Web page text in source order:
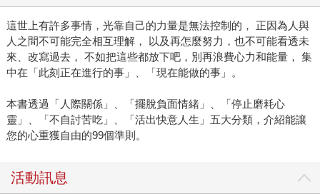
力，有太多值得細細思考的智慧……《我可能錯了》像一句
箴言，可以幫助很多伴侶、家人跳脫爭吵或冷戰。」 《我可
能錯了》在瑞典和歐洲已經長銷三年，獲獎連連，去年在韓
國出版後長踞排行榜至今，2022年底更獲選為YES24書店讀
者心中的「年度之書」。許多人說，掩卷後放聲大哭，同時
感覺到心溫暖了起來，這不是一本悲傷的書，而是一本安慰
之書，會讓人思考人生，想要放在床頭，感覺焦慮時就隨手
翻開重讀。 除了來自圓神執行長身為出版人對於好書的熱切
這句話所激起的共鳴。讀完書的同事們，開始用「我可能錯
了」、「我錯了」、「我真的錯了」作為工作溝通時的開場
這世上有許多事情，光靠自己的力量是無法控制的， 正因為人與
人之間不可能完全相互理解， 以及再怎麼努力，也不可能看透未
來、改寫過去， 不如把這些都放下吧，別再浪費心力和能量， 集
中在「此刻正在進行的事」、「現在能做的事」。
本書透過「人際關係」、「擺脫負面情緒」、「停止磨耗心
靈」、「不自討苦吃」、「活出快意人生」五大分類，介紹能讓
您的心重獲自由的99個準則。
活動訊息